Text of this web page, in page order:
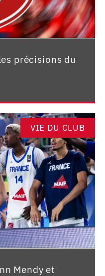
précisions du
VIE DU CLUB
Mendy et